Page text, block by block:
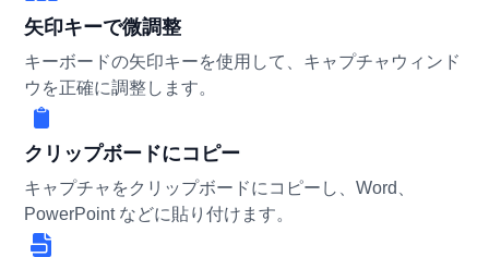
矢印キーで微調整
キーボードの矢印キーを使用して、キャプチャウィンド
ウを正確に調整します。
クリップボードにコピー
キャプチャをクリップボードにコピーし、Word、
PowerPoint などに貼り付けます。